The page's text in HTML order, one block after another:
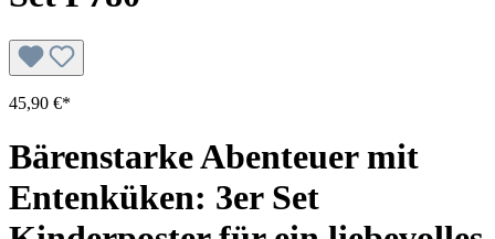
45,90 €*
Bärenstarke Abenteuer mit
Entenküken: 3er Set